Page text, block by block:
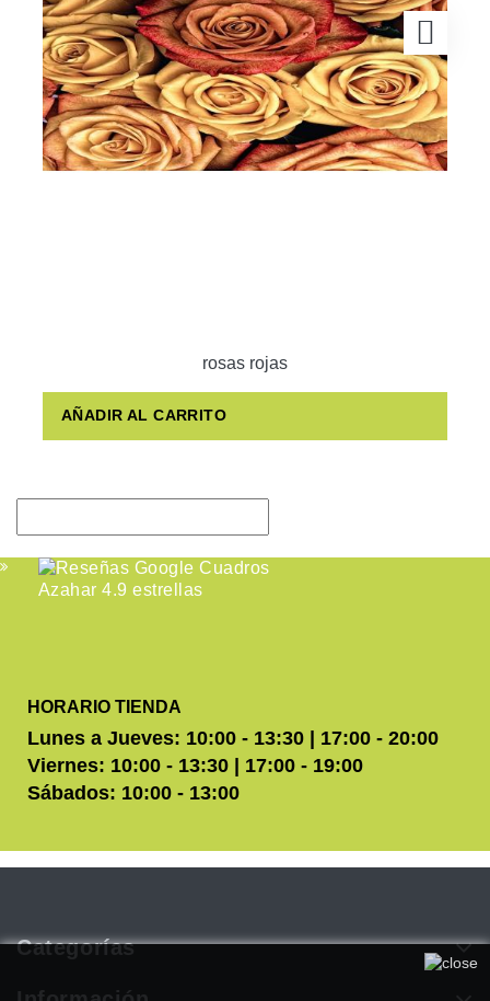
rosas rojas
AÑADIR AL CARRITO
HORARIO TIENDA
Lunes a Jueves: 10:00 - 13:30 | 17:00 - 20:00
Viernes: 10:00 - 13:30 | 17:00 - 19:00
Sábados: 10:00 - 13:00
Categorías
Utilizamos cookies propias y de terceros para mejorar
nuestros servicios. Si continúa navegando, consideramos que